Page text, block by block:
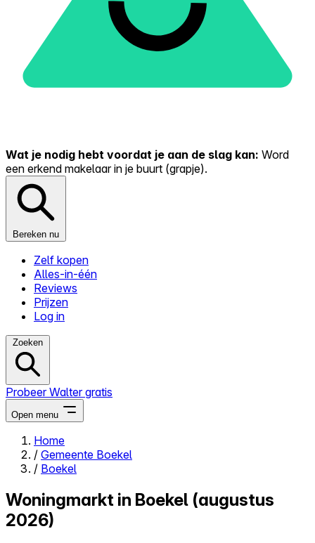
Wat je nodig hebt voordat je aan de slag kan: Word
een erkend makelaar in je buurt (grapje).
Bereken nu
Zelf kopen
Alles-in-één
Reviews
Prijzen
Log in
Zoeken
Probeer Walter gratis
Open menu
Close menu
Home
/ Gemeente Boekel
/ Boekel
Woningmarkt in Boekel (augustus
2026)